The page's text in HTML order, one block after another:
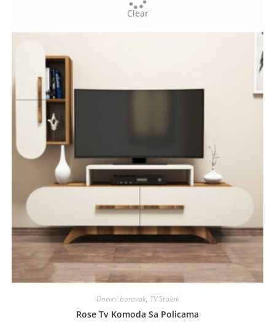
Clear
Dnevni boravak, TV Stalak
Rose Tv Komoda Sa Policama